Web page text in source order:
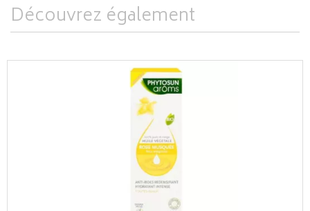
Découvrez également